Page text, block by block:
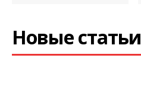
Новые статьи